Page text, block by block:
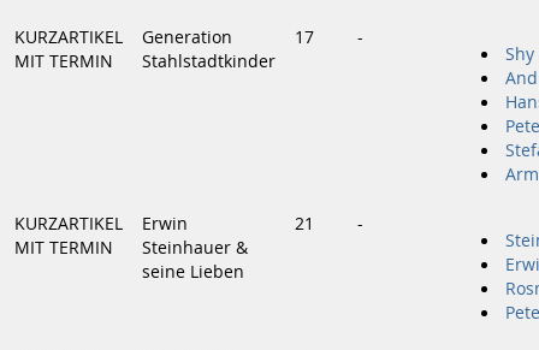
KURZARTIKEL
MIT TERMIN
Generation
Stahlstadtkinder
17 -
Shy
KURZARTIKEL
MIT TERMIN
Erwin
Steinhauer &
seine Lieben
21 -